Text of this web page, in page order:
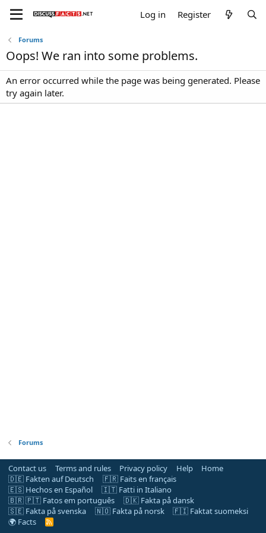
Log in Register
Forums
Oops! We ran into some problems.
An error occurred while the page was being generated. Please
try again later.
Forums
Contact us Terms and rules Privacy policy Help
Home
🇩🇪 Fakten auf Deutsch
🇫🇷 Faits en français
🇪🇸 Hechos en Español
🇮🇹 Fatti in Italiano
🇧🇷 🇵🇹 Fatos em português
🇩🇰 Fakta på dansk
🇸🇪 Fakta på svenska
🇳🇴 Fakta på norsk
🇫🇮 Faktat suomeksi
🌍 Facts
R